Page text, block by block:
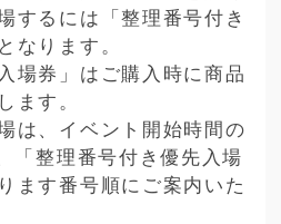
するには「整理番号付き
なります。
場券」はご購入時に商品
ます。
は、イベント開始時間の
「整理番号付き優先入場
ます番号順にご案内いた